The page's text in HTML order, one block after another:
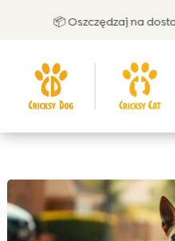
📦 Oszczędzaj na dostawie